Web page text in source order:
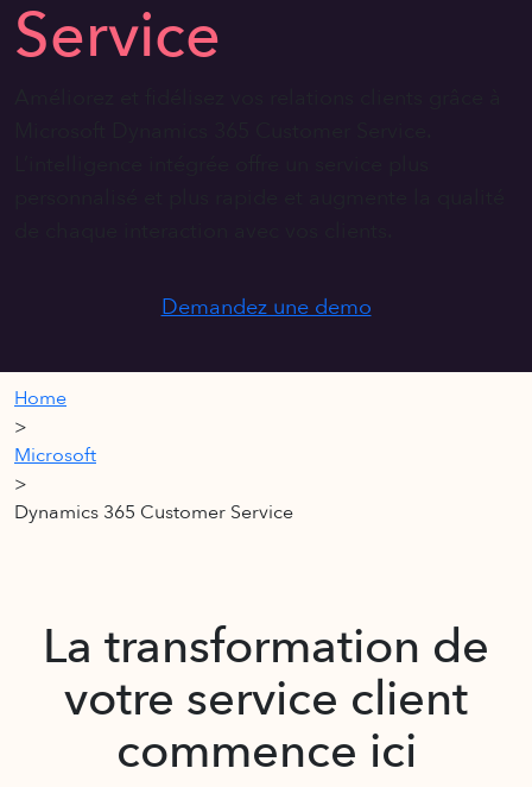
Service
Demandez une demo
Home
>
Microsoft
>
Dynamics 365 Customer Service
La transformation de
votre service client
commence ici